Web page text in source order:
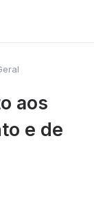
aos
e de